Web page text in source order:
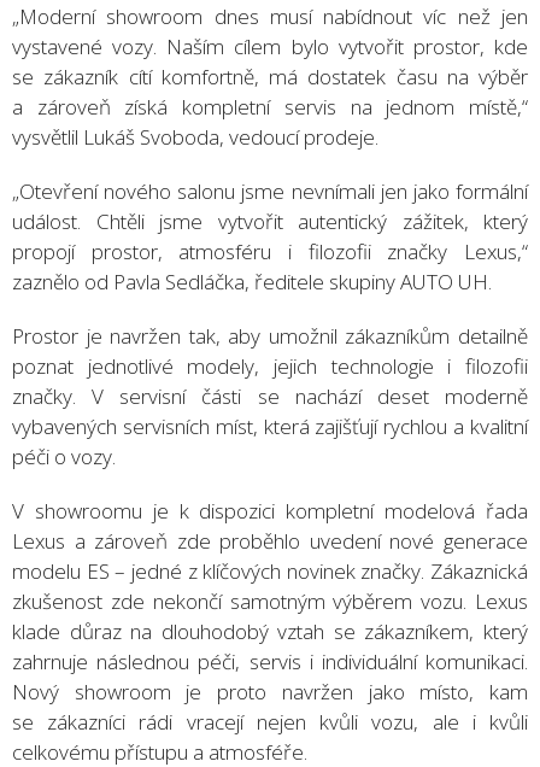
„Moderní showroom dnes musí nabídnout víc než jen
vystavené vozy. Naším cílem bylo vytvořit prostor, kde
se zákazník cítí komfortně, má dostatek času na výběr
a zároveň získá kompletní servis na jednom místě,“
vysvětlil Lukáš Svoboda, vedoucí prodeje.
„Otevření nového salonu jsme nevnímali jen jako formální
událost. Chtěli jsme vytvořit autentický zážitek, který
propojí prostor, atmosféru i filozofii značky Lexus,“
zaznělo od Pavla Sedláčka, ředitele skupiny AUTO UH.
Prostor je navržen tak, aby umožnil zákazníkům detailně
poznat jednotlivé modely, jejich technologie i filozofii
značky. V servisní části se nachází deset moderně
vybavených servisních míst, která zajišťují rychlou a kvalitní
péči o vozy.
V showroomu je k dispozici kompletní modelová řada
Lexus a zároveň zde proběhlo uvedení nové generace
modelu ES – jedné z klíčových novinek značky. Zákaznická
zkušenost zde nekončí samotným výběrem vozu. Lexus
klade důraz na dlouhodobý vztah se zákazníkem, který
zahrnuje následnou péči, servis i individuální komunikaci.
Nový showroom je proto navržen jako místo, kam
se zákazníci rádi vracejí nejen kvůli vozu, ale i kvůli
celkovému přístupu a atmosféře.